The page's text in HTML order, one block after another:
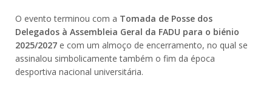
O evento terminou com a Tomada de Posse dos
Delegados à Assembleia Geral da FADU para o biénio
2025/2027 e com um almoço de encerramento, no qual se
assinalou simbolicamente também o fim da época
desportiva nacional universitária.